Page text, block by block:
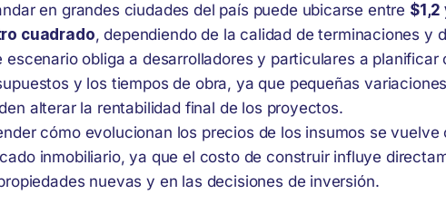
en grandes ciudades del país puede ubicarse entre
cuadrado, dependiendo de la calidad de terminaciones y
escenario obliga a desarrolladores y particulares a planificar
y los tiempos de obra, ya que pequeñas
alterar la rentabilidad final de los proyectos.
cómo evolucionan los precios de los insumos se vuelve
inmobiliario, ya que el costo de construir influye
nuevas y en las decisiones de inversión.